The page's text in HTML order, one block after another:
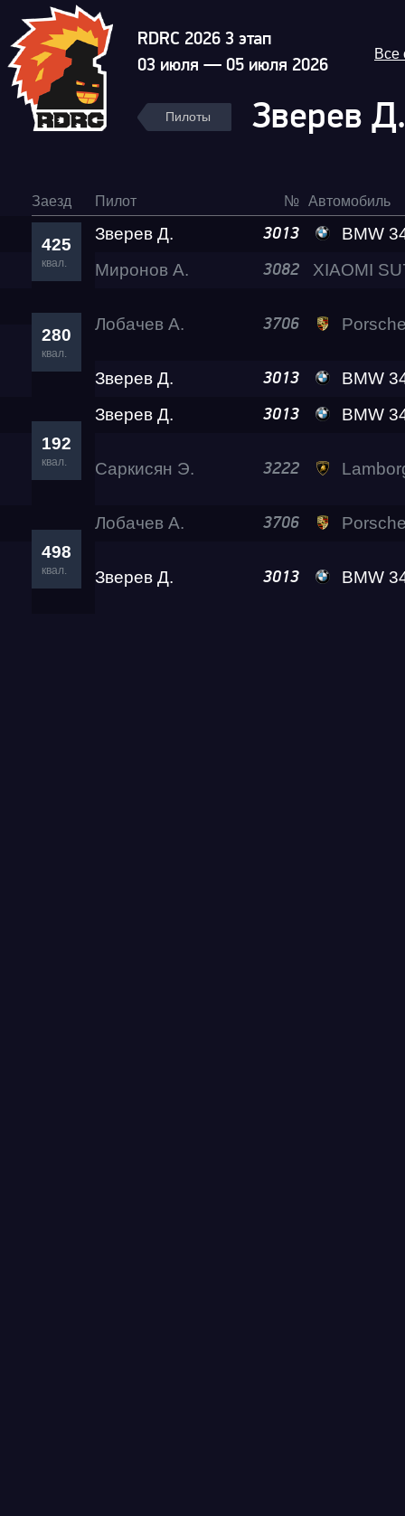
RDRC 2026 3 этап
03 июля — 05 июля 2026
Все
Пилоты Зверев
Заезд Пилот № Автомобиль
425
квал.
Зверев Д. 3013
BMW 340
Миронов А.
3082
280
квал.
Лобачев А. 3706 Porsche 911
Зверев Д. 3013 BMW 340
192
квал.
Зверев Д. 3013 BMW 340
Саркисян Э. 3222 Lamborghini Huracan
498
квал.
Лобачев А. 3706 Porsche 911
Зверев Д. 3013 BMW 340